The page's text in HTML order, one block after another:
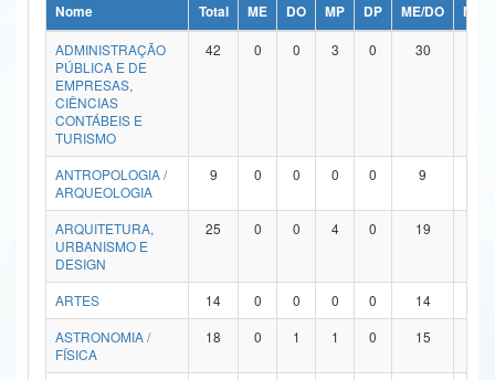
Ministério da Ciência, Tecnologia, Inovações e Comunicações
Ministério do Meio Ambiente
Ministério do Turismo
Ministério do Desenvolvimento Regional
Controladoria-Geral da União
Ministério da Mulher, da Família e dos Direitos Humanos
Secretaria de Governo
Nome Total ME DO MP DP ME/DO
MP/
ADMINISTRAÇÃO
PÚBLICA E DE
EMPRESAS,
CIÊNCIAS
CONTÁBEIS E
TURISMO
42 0 0 3 0 30
ANTROPOLOGIA /
ARQUEOLOGIA
9 0 0 0 0 9
ARQUITETURA,
URBANISMO E
DESIGN
25 0 0 4 0 19
ARTES 14 0 0 0 0 14
ASTRONOMIA /
FÍSICA
18 0 1 1 0 15